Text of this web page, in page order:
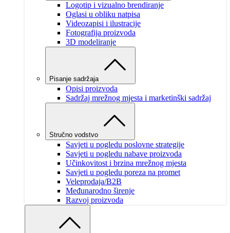
Logotip i vizualno brendiranje
Oglasi u obliku natpisa
Videozapisi i ilustracije
Fotografija proizvoda
3D modeliranje
Pisanje sadržaja
Opisi proizvoda
Sadržaj mrežnog mjesta i marketinški sadržaj
Stručno vodstvo
Savjeti u pogledu poslovne strategije
Savjeti u pogledu nabave proizvoda
Učinkovitost i brzina mrežnog mjesta
Savjeti u pogledu poreza na promet
Veleprodaja/B2B
Međunarodno širenje
Razvoj proizvoda